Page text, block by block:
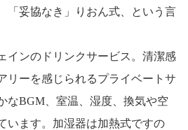
「妥協なき」りおん式、という言
インのドリンクサービス。清潔感
リーを感じられるプライベートサ
なBGM、室温、湿度、換気や空
います。加湿器は加熱式ですの